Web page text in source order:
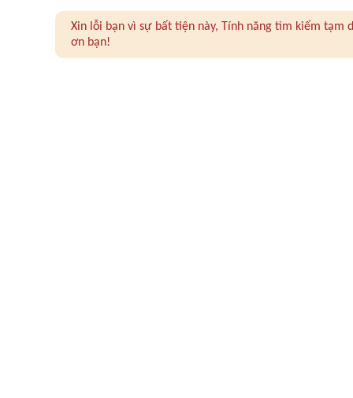
Xin lỗi bạn vì sự bất tiện này, Tính năng tìm kiếm
ơn bạn!